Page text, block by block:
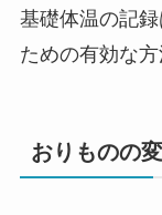
基礎体温の記
ための有効な方
おりものの